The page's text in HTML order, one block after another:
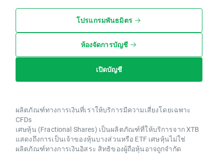
โปรแกรมพันธมิตร
ห้องจัดการบัญชี
เปิดบัญชี
ผลิตภัณฑ์ทางการเงินที่เราให้บริการมีความเสี่ยงโดยเฉพาะ
CFDs
เศษหุ้น (Fractional Shares) เป็นผลิตภัณฑ์ที่ให้บริการจาก XTB
แสดงถึงการเป็นเจ้าของหุ้นบางส่วนหรือ ETF เศษหุ้นไม่ใช่
ผลิตภัณฑ์ทางการเงินอิสระ สิทธิของผู้ถือหุ้นอาจถูกจำกัด